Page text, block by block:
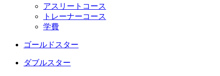
アスリートコース
トレーナーコース
学費
ゴールドスター
ダブルスター